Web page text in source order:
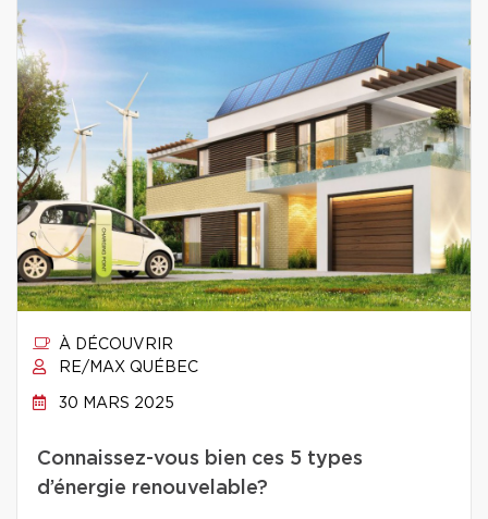
À DÉCOUVRIR
RE/MAX QUÉBEC
30 MARS 2025
Connaissez-vous bien ces 5 types
d’énergie renouvelable?